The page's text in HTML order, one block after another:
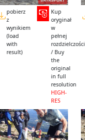
pobierz
z
wynikiem
(load
with
result)
Kup
oryginał
w
pełnej
rozdzielczości
/ Buy
the
original
in full
resolution
HIGH-
RES